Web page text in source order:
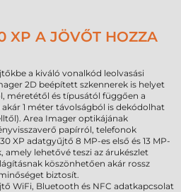
XP A JÖVŐT HOZZA
a kiváló vonalkód leolvasási
2D beépített szkennerek is helyet
méretétől és típusától függően a
1 méter távolságból is dekódolhat
Area Imager optikájának
papírról, telefonok
XP adatgyűjtő 8 MP-es első és 13 MP-
amely lehetővé teszi az árukészlet
köszönhetően akár rossz
biztosít.
WiFi, Bluetooth és NFC adatkapcsolat